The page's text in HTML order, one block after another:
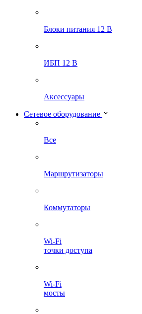
Блоки питания 12 В
ИБП 12 В
Аксессуары
Сетевое оборудование
Все
Маршрутизаторы
Коммутаторы
Wi-Fi
точки доступа
Wi-Fi
мосты